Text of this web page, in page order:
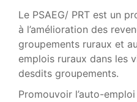
Le PSAEG/ PRT est un
à l’amélioration des
groupements ruraux et
emplois ruraux dans les
desdits groupements.
Promouvoir l’auto-